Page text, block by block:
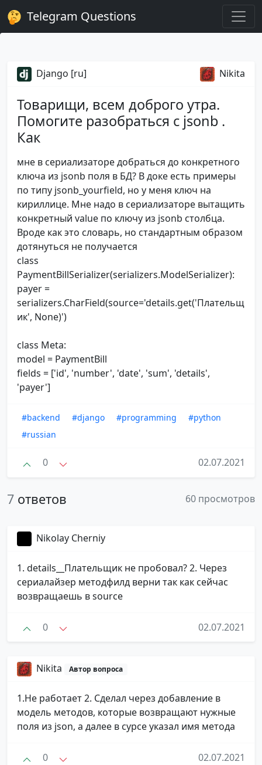
Telegram Questions
Django [ru] Nikita
Товарищи, всем доброго утра.
Помогите разобраться с jsonb .
Как
мне в сериализаторе добраться до конкретного
ключа из jsonb поля в БД? В доке есть примеры
по типу jsonb_yourfield, но у меня ключ на
кириллице. Мне надо в сериализаторе вытащить
конкретный value по ключу из jsonb столбца.
Вроде как это словарь, но стандартным образом
дотянуться не получается
class
PaymentBillSerializer(serializers.ModelSerializer):
payer =
serializers.CharField(source='details.get('Плательщ
ик', None)')
class Meta:
model = PaymentBill
fields = ['id', 'number', 'date', 'sum', 'details',
'payer']
#backend #django #programming
#python
#russian
0 02.07.2021
7 ответов 60 просмотров
Nikolay Cherniy
1. details__Плательщик не пробовал? 2. Через
сериалайзер методфилд верни так как сейчас
возвращаешь в source
0 02.07.2021
Nikita Автор вопроса
1.Не работает 2. Сделал через добавление в
модель методов, которые возвращают нужные
поля из json, а далее в сурсе указал имя метода
0 02.07.2021